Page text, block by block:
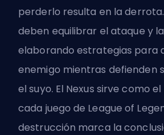
perderlo resulta en la derrota.
deben equilibrar el ataque y
elaborando estrategias para
enemigo mientras defienden
el suyo. El Nexus sirve como
cada juego de League of
destrucción marca la